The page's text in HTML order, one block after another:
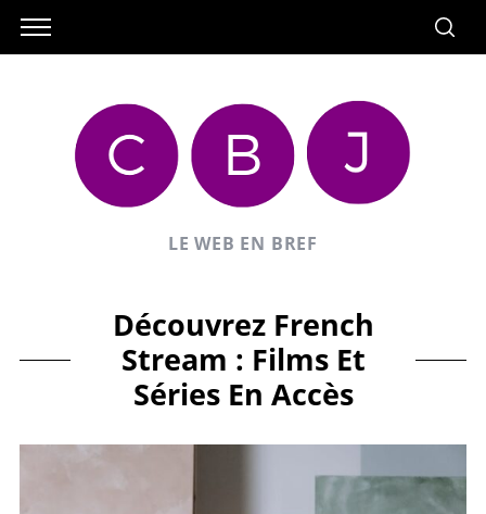
LE WEB EN BREF
Découvrez French
Stream : Films Et
Séries En Accès